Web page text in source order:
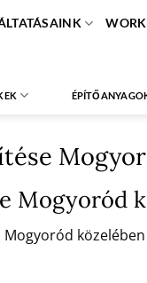
Mogyoród
közelében